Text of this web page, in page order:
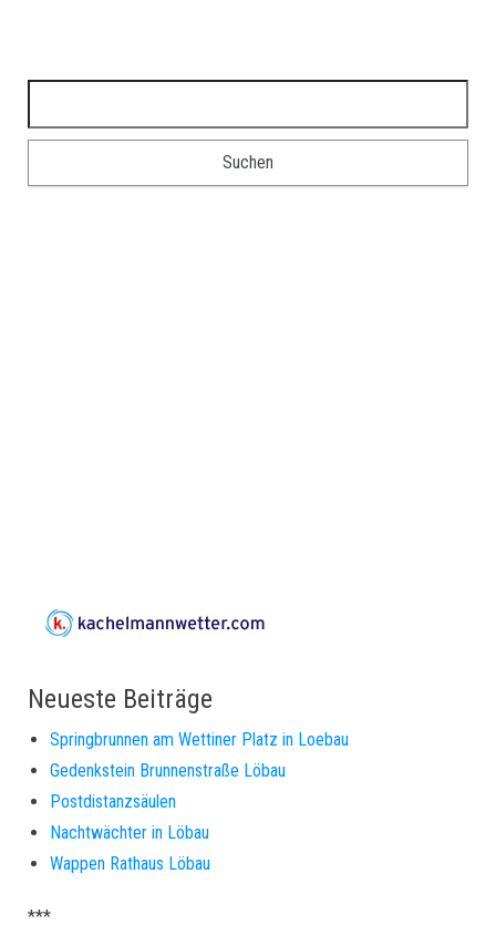
Neueste Beiträge
Springbrunnen am Wettiner Platz in Loebau
Gedenkstein Brunnenstraße Löbau
Postdistanzsäulen
Nachtwächter in Löbau
Wappen Rathaus Löbau
***